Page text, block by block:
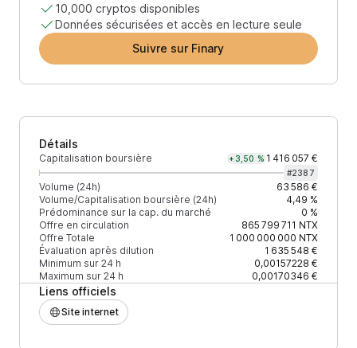
10,000 cryptos disponibles
Données sécurisées et accès en lecture seule
Suivre sur Finary
Détails
Capitalisation boursière +3,50 % 1 416 057 €
#2387
Volume (24h)
63 586 €
Volume/Capitalisation boursière (24h)
4,49 %
Prédominance sur la cap. du marché
0 %
Offre en circulation
865 799 711 NTX
Offre Totale
1 000 000 000 NTX
Évaluation après dilution
1 635 548 €
Minimum sur 24 h
0,00157228 €
Maximum sur 24 h
0,00170346 €
Liens officiels
Site internet